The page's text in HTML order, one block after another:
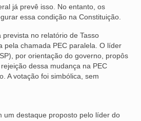
já prevê isso. No entanto, os
essa condição na Constituição.
prevista no relatório de Tasso
pela chamada PEC paralela. O líder
por orientação do governo, propôs
dessa mudança na PEC
A votação foi simbólica, sem
um destaque proposto pelo líder do